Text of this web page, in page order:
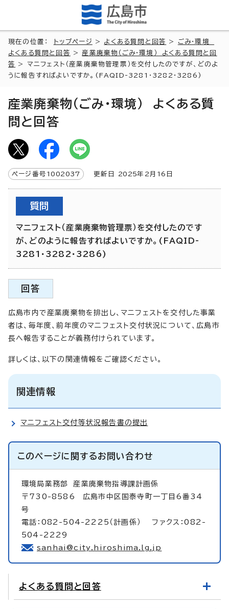
現在の位置： トップページ > よくある質問と回答 > ごみ・環境
よくある質問と回答
> 産業廃棄物（ごみ・環境） よくある質問と回
答
> マニフェスト（産業廃棄物管理票）を交付したのですが、どのよ
うに報告すればよいですか。(FAQID-3281・3282・3286)
産業廃棄物（ごみ・環境） よくある質
問と回答
ページ番号 1002037 更新日 2025年2月 16 日
質問
マニフェスト（産業廃棄物管理票）を交付したのです
が、どのように報告すればよいですか。(FAQID-
3281・3282・3286)
回答
広島市内で産業廃棄物を排出し、マニフェストを交付した事業
者は、毎年度、前年度のマニフェスト交付状況について、広島市
長へ報告することが義務付けられています。
詳しくは、以下の関連情報をご確認ください。
関連情報
マニフェスト交付等状況報告書の提出
このページに関するお問い合わせ
環境局業務部 産業廃棄物指導課計画係
〒730-8586 広島市中区国泰寺町一丁目6番34
号
電話：082-504-2225（計画係） ファクス：082-
504-2229
sanhai@city.hiroshima.lg.jp
よくある質問と回答